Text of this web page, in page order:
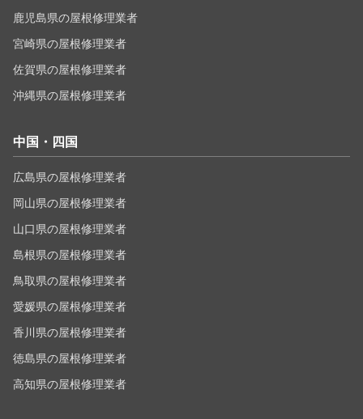
鹿児島県の屋根修理業者
宮崎県の屋根修理業者
佐賀県の屋根修理業者
沖縄県の屋根修理業者
中国・四国
広島県の屋根修理業者
岡山県の屋根修理業者
山口県の屋根修理業者
島根県の屋根修理業者
鳥取県の屋根修理業者
愛媛県の屋根修理業者
香川県の屋根修理業者
徳島県の屋根修理業者
高知県の屋根修理業者